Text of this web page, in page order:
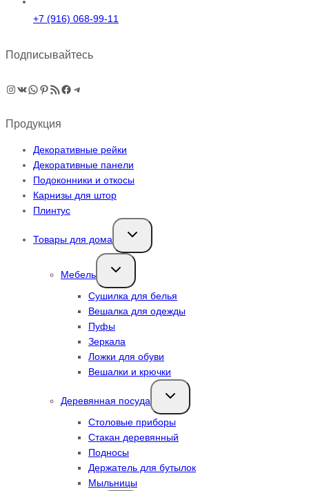
+7 (916) 068-99-11
Подписывайтесь
Instagram
ВКонтакте
WhatsApp
Pinterest
RSS-рассылка
Facebook
Telegram
Продукция
Декоративные рейки
Декоративные панели
Подоконники и откосы
Карнизы для штор
Плинтус
Товары для дома
Переключить
дочернее
Мебель
Переключить
дочернее
Сушилка для белья
Вешалка для одежды
Пуфы
Зеркала
Ложки для обуви
Вешалки и крючки
Деревянная посуда
Переключить
дочернее
Столовые приборы
Стакан деревянный
Подносы
Держатель для бутылок
Мыльницы